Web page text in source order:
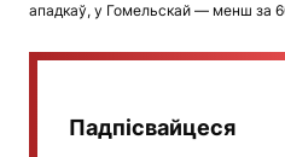
ападкаў, у Гомельскай — менш за
Падпісвайцеся